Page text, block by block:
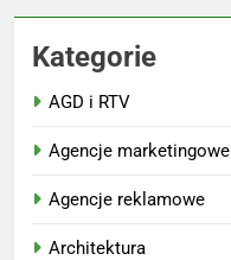
Kategorie
AGD i RTV
Agencje marketingowe
Agencje reklamowe
Architektura